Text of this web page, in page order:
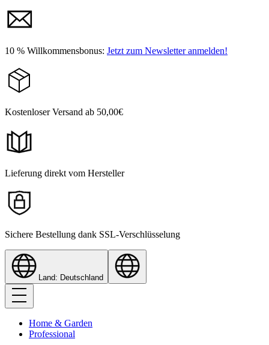
10 % Willkommensbonus: Jetzt zum Newsletter anmelden!
Kostenloser Versand ab 50,00€
Lieferung direkt vom Hersteller
Sichere Bestellung dank SSL-Verschlüsselung
Land: Deutschland
Home & Garden
Professional